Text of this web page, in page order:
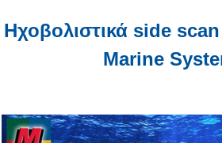
Ηχοβολιστικάside scan
Marine